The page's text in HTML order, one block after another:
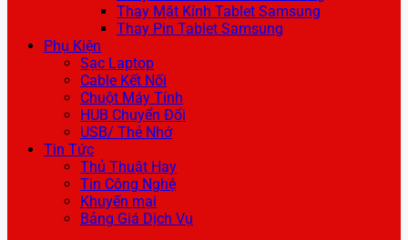
Thay Mặt Kính Tablet Samsung
Thay Pin Tablet Samsung
Phụ Kiện
Sạc Laptop
Cable Kết Nối
Chuột Máy Tính
HUB Chuyển Đổi
USB/ Thẻ Nhớ
Tin Tức
Thủ Thuật Hay
Tin Công Nghệ
Khuyến mại
Bảng Giá Dịch Vụ